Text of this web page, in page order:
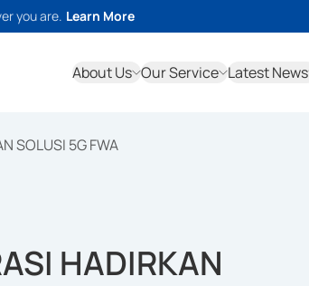
you are. Learn More
About Us Our Service Latest News
SOLUSI 5G FWA
HADIRKAN